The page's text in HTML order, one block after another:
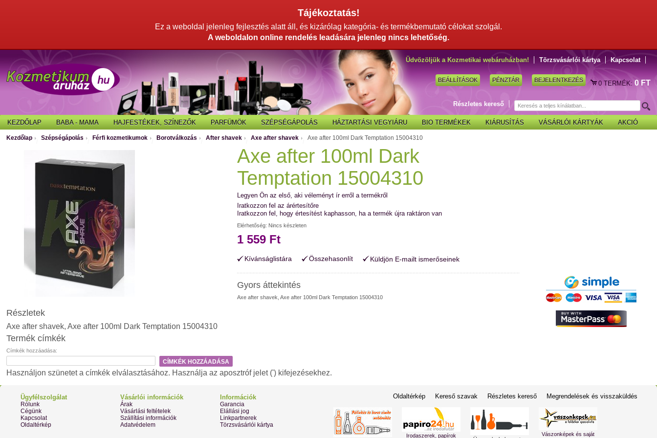
Tájékoztatás!
Ez a weboldal jelenleg fejlesztés alatt áll, és kizárólag kategória- és termékbemutató célokat szolgál.
A weboldalon online rendelés leadására jelenleg nincs lehetőség.
Üdvözöljük a Kozmetikai webáruházban! Törzsvásárlói kártya Kapcsolat
0TERMÉK: 0 FT
BEÁLLÍTÁSOK PÉNZTÁR BEJELENTKEZÉS
Részletes kereső
KEZDŐLAP BABA - MAMA HAJFESTÉKEK, SZÍNEZŐK PARFÜMÖK SZÉPSÉGÁPOLÁS HÁZTARTÁSI VEGYIÁRU BIO TERMÉKEK KIÁRUSÍTÁS VÁSÁRLÓI KÁRTYÁK AKCIÓ
Kezdőlap Szépségápolás Férfi kozmetikumok Borotválkozás After shavek Axe after shavek Axe after 100ml Dark Temptation 15004310
Axe after 100ml Dark
Temptation 15004310
Legyen Ön az első, aki véleményt ír erről a termékről
Iratkozzon fel az árértesítőre
Iratkozzon fel, hogy értesítést kaphasson, ha a termék újra raktáron van
Elérhetőség: Nincs készleten
1 559 Ft
Kívánságlistára Összehasonlít Küldjön E-mailt ismerőseinek
Gyors áttekintés
Axe after shavek, Axe after 100ml Dark Temptation 15004310
Részletek
Axe after shavek, Axe after 100ml Dark Temptation 15004310
Termék címkék
Címkék hozzáadása:
CÍMKÉK HOZZÁADÁSA
Használjon szünetet a címkék elválasztásához. Használja az aposztróf jelet (') kifejezésekhez.
Ügyfélszolgálat
Rólunk
Cégünk
Kapcsolat
Oldaltérkép
Vásárlói információk
Árak
Vásárlási feltételek
Szállítási információk
Adatvédelem
Információk
Garancia
Elállási jog
Linkpartnerek
Törzsvásárlói kártya
Oldaltérkép Kereső szavak Részletes kereső Megrendelések és visszaküldés
Irodaszerek, papírok Vászonképek és saját